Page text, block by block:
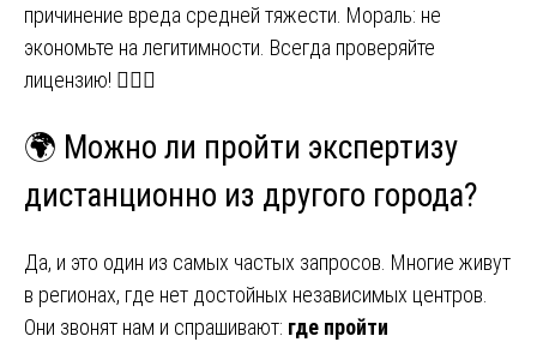
причинение вреда средней тяжести. Мораль: не
экономьте на легитимности. Всегда проверяйте
лицензию! 🕵️‍♂️❌
🌍 Можно ли пройти экспертизу
дистанционно из другого города?
Да, и это один из самых частых запросов. Многие живут
в регионах, где нет достойных независимых центров.
Они звонят нам и спрашивают: где пройти